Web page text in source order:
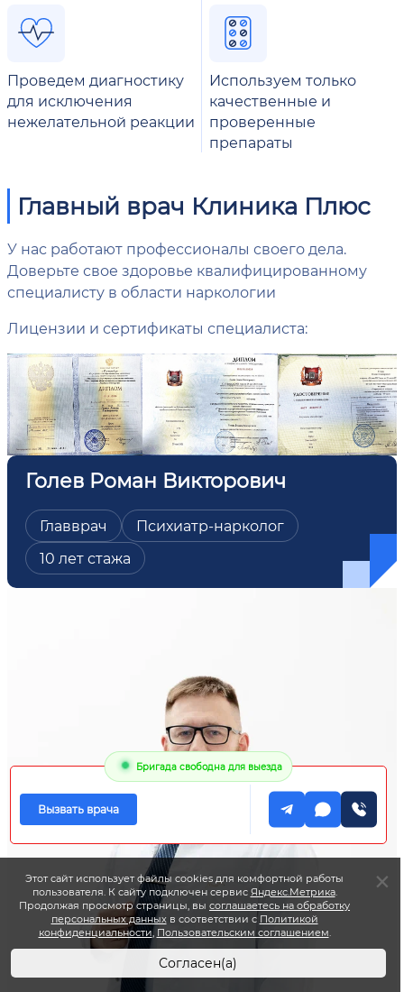
Проведем диагностику
для исключения
нежелательной реакции
Используем только
качественные и
проверенные
препараты
Главный врач Клиника Плюс
У нас работают профессионалы своего дела.
Доверьте свое здоровье квалифицированному
специалисту в области наркологии
Лицензии и сертификаты специалиста:
Голев Роман Викторович
Главврач
Психиатр-нарколог
10 лет стажа
Этот сайт использует файлы cookies для комфортной работы
пользователя. К сайту подключен сервис Яндекс.Метрика.
Продолжая просмотр страницы, высоглашаетесь на обработку
персональных данныхв соответствии с Политикой
конфиденциальности, Пользовательским соглашением.
Согласен(а)
Бригада свободна для выезда
Вызвать врача